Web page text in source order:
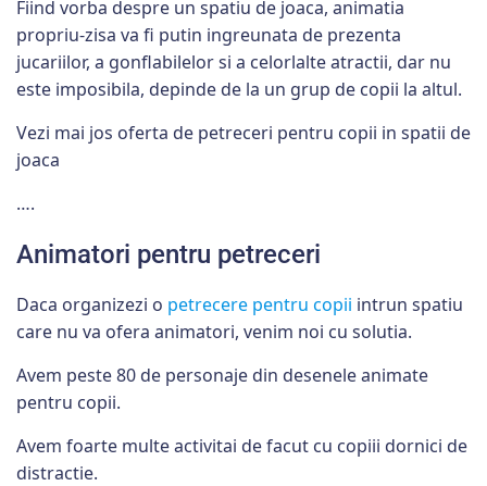
Fiind vorba despre un spatiu de joaca, animatia
propriu-zisa va fi putin ingreunata de prezenta
jucariilor, a gonflabilelor si a celorlalte atractii, dar nu
este imposibila, depinde de la un grup de copii la altul.
Vezi mai jos oferta de petreceri pentru copii in spatii de
joaca
….
Animatori pentru petreceri
Daca organizezi o petrecere pentru copii intrun spatiu
care nu va ofera animatori, venim noi cu solutia.
Avem peste 80 de personaje din desenele animate
pentru copii.
Avem foarte multe activitai de facut cu copiii dornici de
distractie.